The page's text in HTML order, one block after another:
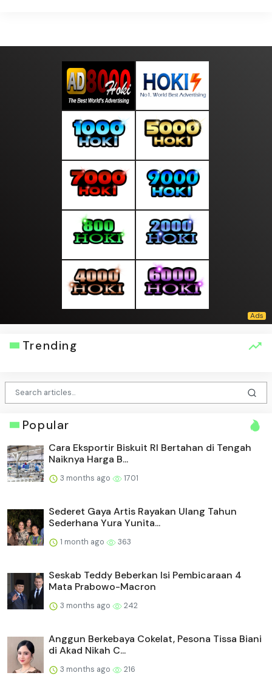
Trending
Popular
Cara Eksportir Biskuit RI Bertahan di Tengah
Naiknya Harga B...
3 months ago 1701
Sederet Gaya Artis Rayakan Ulang Tahun
Sederhana Yura Yunita...
1 month ago 363
Seskab Teddy Beberkan Isi Pembicaraan 4
Mata Prabowo-Macron
3 months ago 242
Anggun Berkebaya Cokelat, Pesona Tissa Biani
di Akad Nikah C...
3 months ago 216